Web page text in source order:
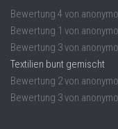
Bewertung 4 von
Bewertung 1 von
Bewertung 3von
Textilien bunt gemischt
Bewertung 2von
Bewertung 3von